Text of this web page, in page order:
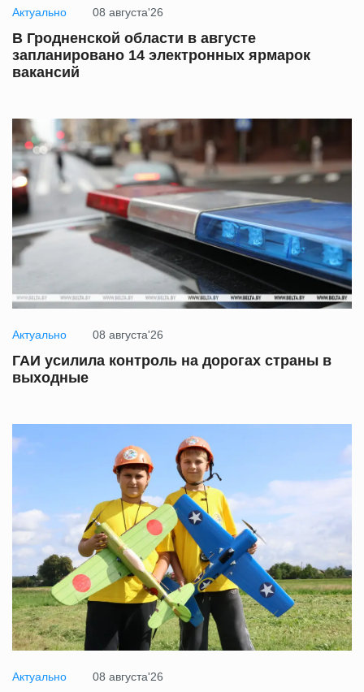
Актуально 08 августа'26
В Гродненской области в августе
запланировано 14 электронных ярмарок
вакансий
Актуально 08 августа'26
ГАИ усилила контроль на дорогах страны в
выходные
Актуально 08 августа'26